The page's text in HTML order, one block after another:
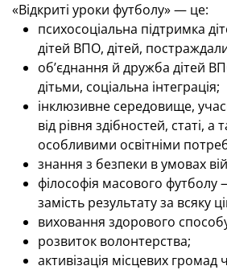
«Відкриті уроки футболу» — це:
психосоціальна підтримка
дітей ВПО, дітей,
об’єднання й дружба дітей
дітьми, соціальна інтеграція;
інклюзивне середовище,
від рівня здібностей, статі, а
особливими освітніми
знання з безпеки в умовах
філософія масового футболу
замість результату за всяку
виховання здорового
розвиток волонтерства;
активізація місцевих громад